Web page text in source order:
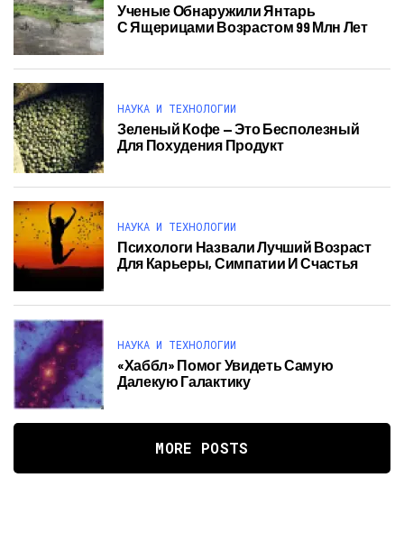
Ученые Обнаружили Янтарь
С Ящерицами Возрастом 99 Млн Лет
НАУКА И ТЕХНОЛОГИИ
Зеленый Кофе — Это Бесполезный
Для Похудения Продукт
НАУКА И ТЕХНОЛОГИИ
Психологи Назвали Лучший Возраст
Для Карьеры, Симпатии И Счастья
НАУКА И ТЕХНОЛОГИИ
«Хаббл» Помог Увидеть Самую
Далекую Галактику
MORE POSTS